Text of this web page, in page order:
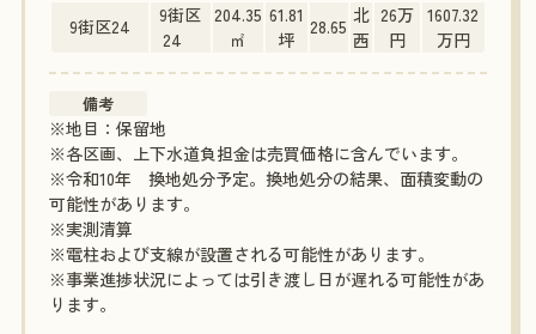
9街区24
9街区
24
204.35
㎡
61.81
坪
28.65 北
西
26万
円
1607.32
万円
備考
※地目：保留地
※各区画、上下水道負担金は売買価格に含んでいます。
※令和10年 換地処分予定。換地処分の結果、面積変動の
可能性があります。
※実測清算
※電柱および支線が設置される可能性があります。
※事業進捗状況によっては引き渡し日が遅れる可能性があ
ります。